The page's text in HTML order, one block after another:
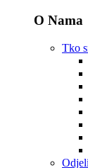
O Nama
Tko